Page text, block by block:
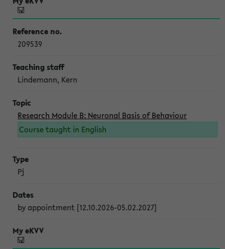
209539
Lindemann, Kern
Research Module B: Neuronal Basis of Behaviour
Course taught in English
Pj
by appointment [12.10.2026-05.02.2027]